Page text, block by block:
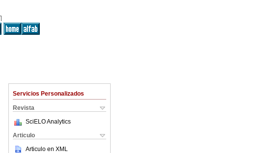
Servicios Personalizados
Revista
SciELO Analytics
Articulo
Articulo en XML